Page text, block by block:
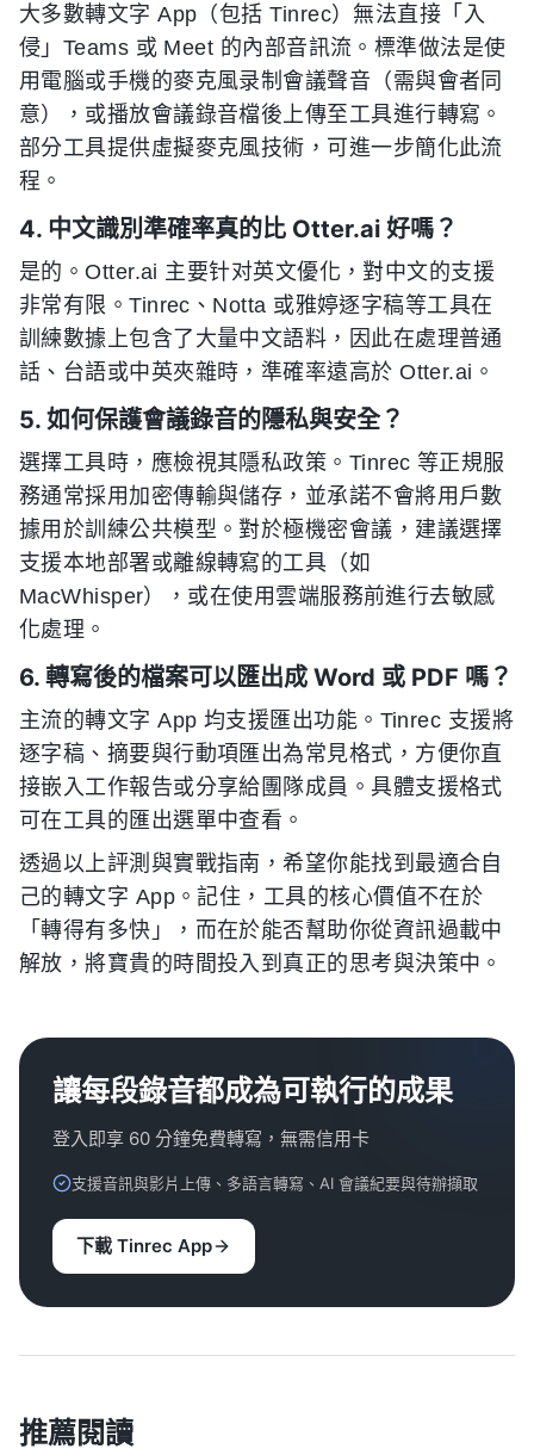
大多數轉文字 App（包括 Tinrec）無法直接「入
侵」Teams 或 Meet 的內部音訊流。標準做法是使
用電腦或手機的麥克風录制會議聲音（需與會者同
意），或播放會議錄音檔後上傳至工具進行轉寫。
部分工具提供虛擬麥克風技術，可進一步簡化此流
程。
4. 中文識別準確率真的比 Otter.ai 好嗎？
是的。Otter.ai 主要针对英文優化，對中文的支援
非常有限。Tinrec、Notta 或雅婷逐字稿等工具在
訓練數據上包含了大量中文語料，因此在處理普通
話、台語或中英夾雜時，準確率遠高於 Otter.ai。
5. 如何保護會議錄音的隱私與安全？
選擇工具時，應檢視其隱私政策。Tinrec 等正規服
務通常採用加密傳輸與儲存，並承諾不會將用戶數
據用於訓練公共模型。對於極機密會議，建議選擇
支援本地部署或離線轉寫的工具（如
MacWhisper），或在使用雲端服務前進行去敏感
化處理。
6. 轉寫後的檔案可以匯出成 Word 或 PDF 嗎？
主流的轉文字 App 均支援匯出功能。Tinrec 支援將
逐字稿、摘要與行動項匯出為常見格式，方便你直
接嵌入工作報告或分享給團隊成員。具體支援格式
可在工具的匯出選單中查看。
透過以上評測與實戰指南，希望你能找到最適合自
己的轉文字 App。記住，工具的核心價值不在於
「轉得有多快」，而在於能否幫助你從資訊過載中
解放，將寶貴的時間投入到真正的思考與決策中。
讓每段錄音都成為可執行的成果
登入即享 60 分鐘免費轉寫，無需信用卡
支援音訊與影片上傳、多語言轉寫、AI 會議紀要與待辦擷取
下載 Tinrec App
推薦閱讀